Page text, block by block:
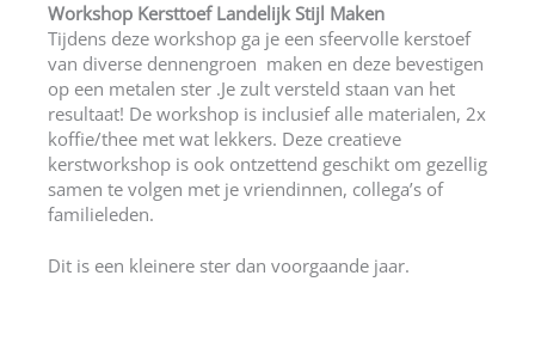
Workshop Kersttoef Landelijk Stijl Maken
Tijdens deze workshop ga je een sfeervolle kerstoef
van diverse dennengroen maken en deze bevestigen
op een metalen ster .Je zult versteld staan van het
resultaat! De workshop is inclusief alle materialen, 2x
koffie/thee met wat lekkers. Deze creatieve
kerstworkshop is ook ontzettend geschikt om gezellig
samen te volgen met je vriendinnen, collega’s of
familieleden.
Dit is een kleinere ster dan voorgaande jaar.